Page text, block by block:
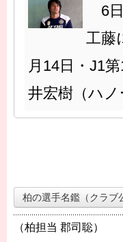
6日
工藤
月14日・J1
井宏樹（ハ
柏の選手名鑑（クラブ
（柏担当 郡司聡）